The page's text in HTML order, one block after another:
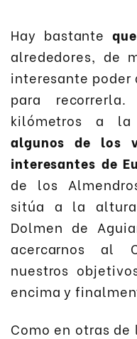
Hay bastante
alrededores, de
interesante
para
kilómetros a la
algunos de los
interesantes de
de los
sitúa a la
Dolmen de
acercarnos al
nuestros
encima y
Como en otras